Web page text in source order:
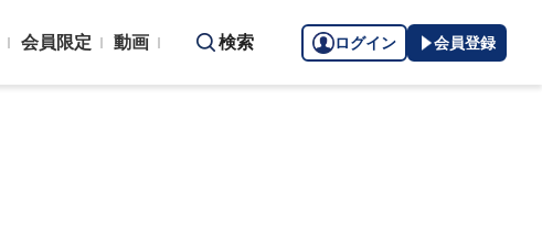
会員限定 動画 検索 ログイン 会員登録